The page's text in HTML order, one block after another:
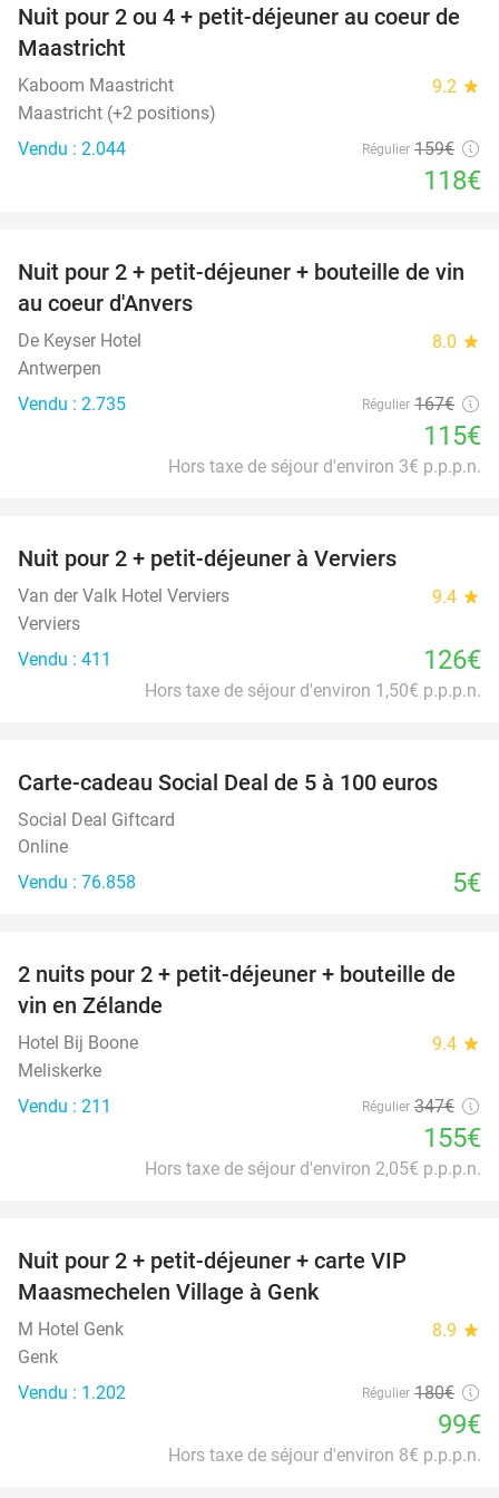
26%
Nuit pour 2 ou 4 + petit-déjeuner au coeur de
Maastricht
Kaboom Maastricht 9.2 star
Maastricht (+2 positions)
Vendu : 2.044
Régulier 159€
118€
31%
Nuit pour 2 + petit-déjeuner + bouteille de vin
au coeur d'Anvers
De Keyser Hotel 8.0 star
Antwerpen
Vendu : 2.735
Régulier 167€
115€
Hors taxe de séjour d'environ 3€ p.p.p.n.
Nuit pour 2 + petit-déjeuner à Verviers
Van der Valk Hotel Verviers 9.4 star
Verviers
Vendu : 411
126€
Hors taxe de séjour d'environ 1,50€ p.p.p.n.
Carte-cadeau Social Deal de 5 à 100 euros
Social Deal Giftcard
Online
Vendu : 76.858
5€
55%
2 nuits pour 2 + petit-déjeuner + bouteille de
vin en Zélande
Hotel Bij Boone 9.4 star
Meliskerke
Vendu : 211
Régulier 347€
155€
Hors taxe de séjour d'environ 2,05€ p.p.p.n.
Nuit pour 2 + petit-déjeuner + carte VIP
Maasmechelen Village à Genk
M Hotel Genk 8.9 star
Genk
Vendu : 1.202
Régulier 180€
99€
Hors taxe de séjour d'environ 8€ p.p.p.n.